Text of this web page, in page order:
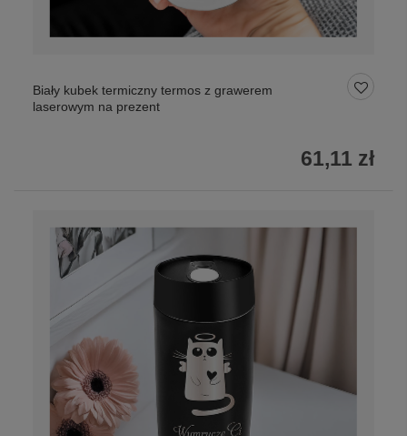
Biały kubek termiczny termos z grawerem
laserowym na prezent
61,11 zł